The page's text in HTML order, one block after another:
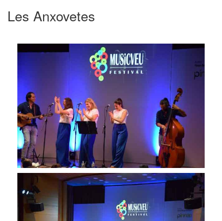
Les Anxovetes